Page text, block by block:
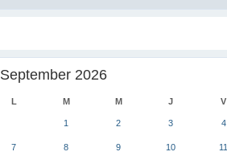
September 2026
L M M J V
1 2 3 4
7 8 9 10 11